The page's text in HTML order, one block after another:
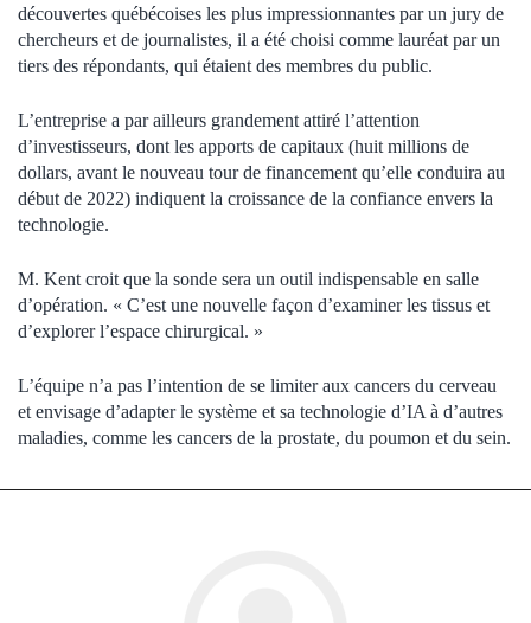
découvertes québécoises les plus impressionnantes par un jury de
chercheurs et de journalistes, il a été choisi comme lauréat par un
tiers des répondants, qui étaient des membres du public.
L’entreprise a par ailleurs grandement attiré l’attention
d’investisseurs, dont les apports de capitaux (huit millions de
dollars, avant le nouveau tour de financement qu’elle conduira au
début de 2022) indiquent la croissance de la confiance envers la
technologie.
M. Kent croit que la sonde sera un outil indispensable en salle
d’opération. « C’est une nouvelle façon d’examiner les tissus et
d’explorer l’espace chirurgical. »
L’équipe n’a pas l’intention de se limiter aux cancers du cerveau
et envisage d’adapter le système et sa technologie d’IA à d’autres
maladies, comme les cancers de la prostate, du poumon et du sein.